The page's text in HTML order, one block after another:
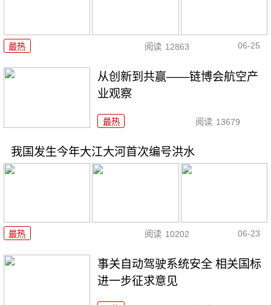
最热 阅读 12863 06-25
从创新到共赢——链博会航空产
业观察
最热 阅读 13679
我国发生今年大江大河首次编号洪水
最热 阅读 10202 06-23
事关自动驾驶系统安全 相关国标
进一步征求意见